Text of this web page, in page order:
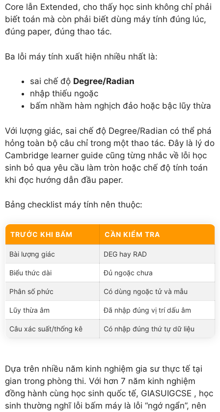
Core lẫn Extended, cho thấy học sinh không chỉ phải
biết toán mà còn phải biết dùng máy tính đúng lúc,
đúng paper, đúng thao tác.
Ba lỗi máy tính xuất hiện nhiều nhất là:
sai chế độ Degree/Radian
nhập thiếu ngoặc
bấm nhầm hàm nghịch đảo hoặc bậc lũy thừa
Với lượng giác, sai chế độ Degree/Radian có thể phá
hỏng toàn bộ câu chỉ trong một thao tác. Đây là lý do
Cambridge learner guide cũng từng nhắc về lỗi học
sinh bỏ qua yêu cầu làm tròn hoặc chế độ tính toán
khi đọc hướng dẫn đầu paper.
Bảng checklist máy tính nên thuộc:
TRƯỚC KHI BẤM CẦN KIỂM TRA
Bài lượng giác DEG hay RAD
Biểu thức dài Đủ ngoặc chưa
Phân số phức Có dùng ngoặc tử và mẫu
Lũy thừa âm Đã nhập đúng vị trí dấu âm
Câu xác suất/thống kê Có nhập đúng thứ tự dữ liệu
Dựa trên nhiều năm kinh nghiệm gia sư thực tế tại
gian trong phòng thi. Với hơn 7 năm kinh nghiệm
đồng hành cùng học sinh quốc tế, GIASUIGCSE , học
sinh thường nghĩ lỗi bấm máy là lỗi “ngớ ngẩn”, nên